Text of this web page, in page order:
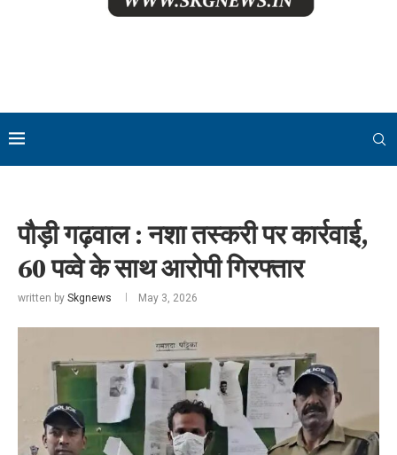
पौड़ी गढ़वाल : नशा तस्करी पर कार्रवाई,
60 पव्वे के साथ आरोपी गिरफ्तार
written by Skgnews May 3, 2026